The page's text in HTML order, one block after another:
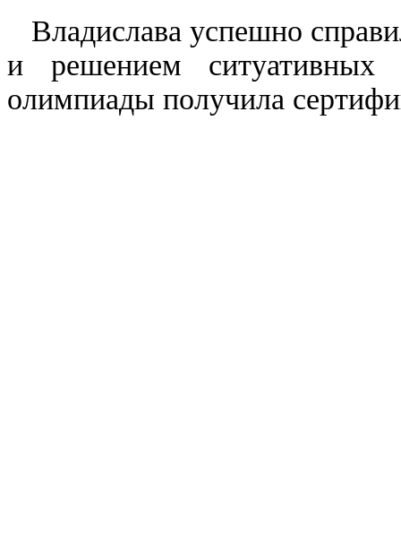
Владислава успешно
и решением ситуативных
олимпиады получила